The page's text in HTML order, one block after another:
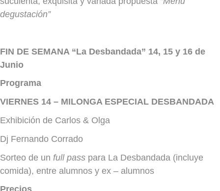
degustación”
FIN DE SEMANA “La Desbandada” 14, 15 y 16 de
Junio
Programa
VIERNES 14 – MILONGA ESPECIAL DESBANDADA
Exhibición de Carlos & Olga
Dj Fernando Corrado
Sorteo de un full pass para La Desbandada (incluye
comida), entre alumnos y ex – alumnos